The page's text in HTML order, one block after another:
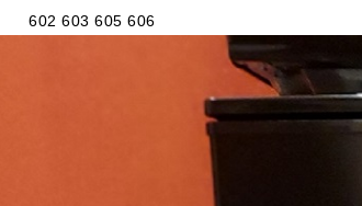
602 603 605 606